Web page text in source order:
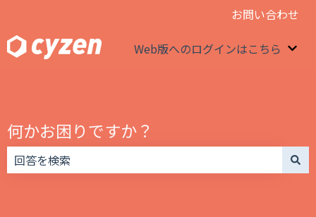
お問い合わせ
Web版へのログインはこちら
何かお困りですか？